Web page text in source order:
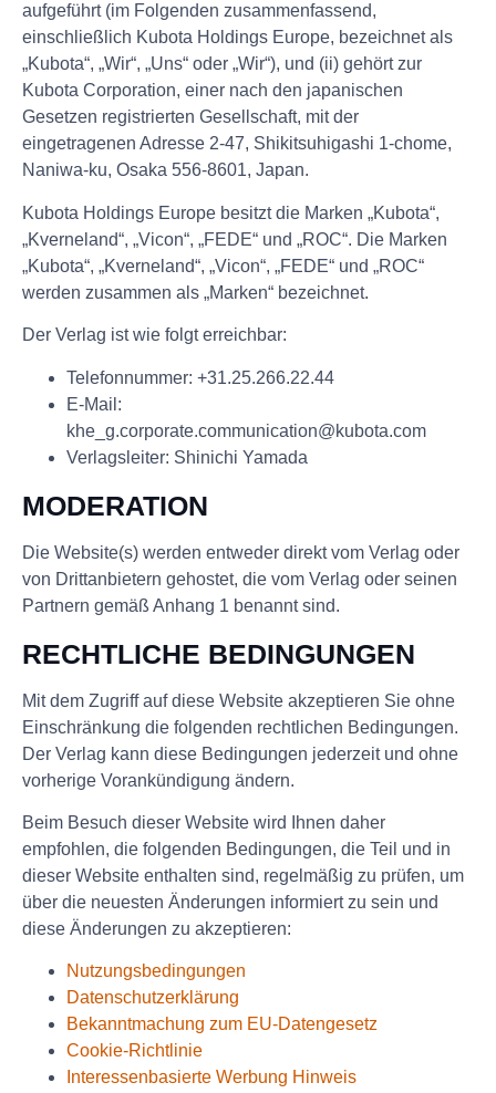
aufgeführt (im Folgenden zusammenfassend,
einschließlich Kubota Holdings Europe, bezeichnet als
„Kubota“, „Wir“, „Uns“ oder „Wir“), und (ii) gehört zur
Kubota Corporation, einer nach den japanischen
Gesetzen registrierten Gesellschaft, mit der
eingetragenen Adresse 2-47, Shikitsuhigashi 1-chome,
Naniwa-ku, Osaka 556-8601, Japan.
Kubota Holdings Europe besitzt die Marken „Kubota“,
„Kverneland“, „Vicon“, „FEDE“ und „ROC“. Die Marken
„Kubota“, „Kverneland“, „Vicon“, „FEDE“ und „ROC“
werden zusammen als „Marken“ bezeichnet.
Der Verlag ist wie folgt erreichbar:
Telefonnummer: +31.25.266.22.44
E-Mail:
khe_g.corporate.communication@kubota.com
Verlagsleiter: Shinichi Yamada
MODERATION
Die Website(s) werden entweder direkt vom Verlag oder
von Drittanbietern gehostet, die vom Verlag oder seinen
Partnern gemäß Anhang 1 benannt sind.
RECHTLICHE BEDINGUNGEN
Mit dem Zugriff auf diese Website akzeptieren Sie ohne
Einschränkung die folgenden rechtlichen Bedingungen.
Der Verlag kann diese Bedingungen jederzeit und ohne
vorherige Vorankündigung ändern.
Beim Besuch dieser Website wird Ihnen daher
empfohlen, die folgenden Bedingungen, die Teil und in
dieser Website enthalten sind, regelmäßig zu prüfen, um
über die neuesten Änderungen informiert zu sein und
diese Änderungen zu akzeptieren:
Nutzungsbedingungen
Datenschutzerklärung
Bekanntmachung zum EU-Datengesetz
Cookie-Richtlinie
Interessenbasierte Werbung Hinweis